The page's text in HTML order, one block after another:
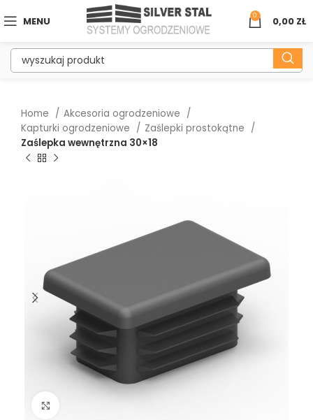
MENU 0 0,00 ZŁ
Home
Akcesoria ogrodzeniowe
Kapturki ogrodzeniowe
Zaślepki prostokątne
Zaślepka wewnętrzna 30×18